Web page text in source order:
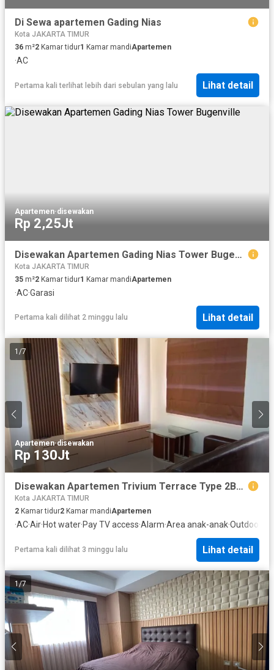
Di Sewa apartemen Gading Nias
Kota JAKARTA TIMUR
36 m²2 Kamar tidur1 Kamar mandiApartemen
·AC
Pertama kali terlihat lebih dari sebulan yang lalu Lihat detail
Apartemen·disewakan
Rp 2,25Jt
Disewakan Apartemen Gading Nias Tower Bugenville
Kota JAKARTA TIMUR
35 m²2 Kamar tidur1 Kamar mandiApartemen
·AC·Garasi
Pertama kali dilihat 2 minggu lalu Lihat detail
1 /7
Apartemen·disewakan
Rp 130Jt
Disewakan Apartemen Trivium Terrace Type 2BR 75 m2 Cikarang - Bekasi
Kota JAKARTA TIMUR
2 Kamar tidur2 Kamar mandiApartemen
·AC·Air·Hot water·Pay TV access·Alarm·Area anak-anak·Outdoor
Pertama kali dilihat 3 minggu lalu Lihat detail
1/7